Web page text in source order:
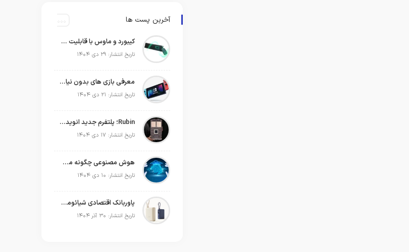
آخرین پست ها
کیبورد و ماوس با قابلیت شارژ با نور محیط
تاریخ انتشار: ۲۹ دی ۱۴۰۴
معرفی بازی های بدون نیاز به اینترنت
تاریخ انتشار: ۲۱ دی ۱۴۰۴
Rubin؛ پلتفرم جدید انویدیا برای سلطه بر نسل بعدی هوش مصنوعی
تاریخ انتشار: ۱۷ دی ۱۴۰۴
هوش مصنوعی چگونه می‌تواند به‌صورت عملی در برنامه‌ریزی سال جدید به ما کمک کند؟
تاریخ انتشار: ۱۰ دی ۱۴۰۴
پاوربانک اقتصادی شیائومی که حتی لپ‌تاپ شما را هم شارژ می‌کند!
تاریخ انتشار: ۳۰ آذر ۱۴۰۴